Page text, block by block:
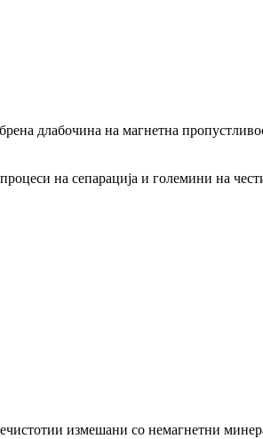
длабочина на магнетна
на сепарација и големини на
измешани со немагнетни